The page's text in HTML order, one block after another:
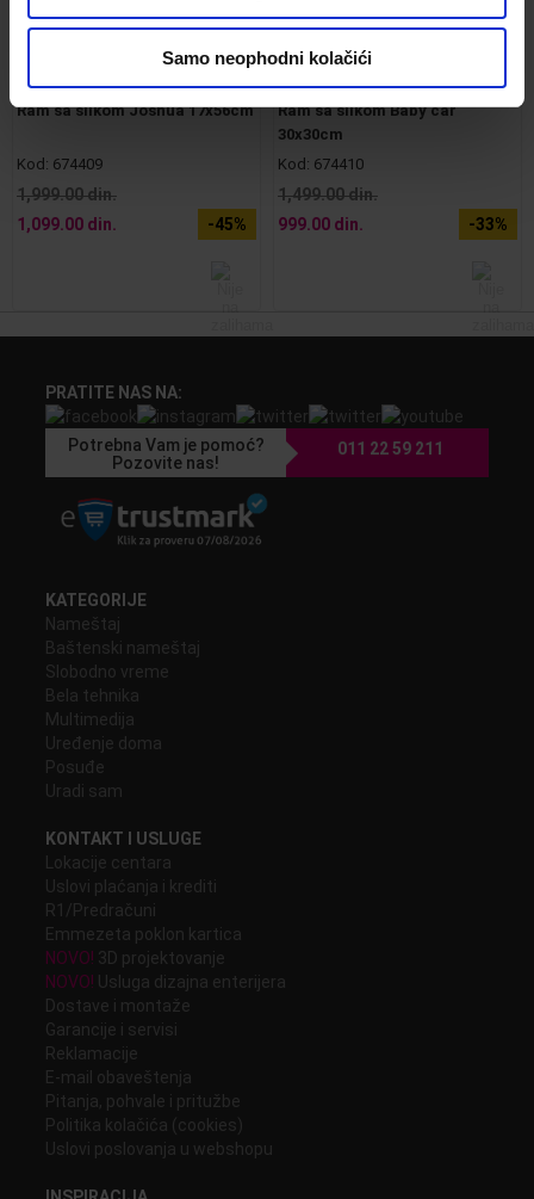
Samo neophodni kolačići
Ram sa slikom Joshua 17x56cm
Kod: 674409
1,999.00 din.
1,099.00 din.
-45%
Ram sa slikom Baby car
30x30cm
Kod: 674410
1,499.00 din.
999.00 din.
-33%
PRATITE NAS NA:
Potrebna Vam je pomoć?
Pozovite nas!
011 22 59 211
KATEGORIJE
Nameštaj
Baštenski nameštaj
Slobodno vreme
Bela tehnika
Multimedija
Uređenje doma
Posuđe
Uradi sam
KONTAKT I USLUGE
Lokacije centara
Uslovi plaćanja i krediti
R1/Predračuni
Emmezeta poklon kartica
NOVO! 3D projektovanje
NOVO!
Usluga dizajna enterijera
Dostave i montaže
Garancije i servisi
Reklamacije
E-mail obaveštenja
Pitanja, pohvale i pritužbe
Politika kolačića (cookies)
Uslovi poslovanja u webshopu